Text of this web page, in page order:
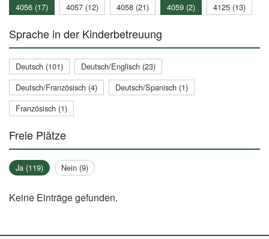
Keine Einträge gefunden.
4056 (17)
4057 (12) 4058 (21) 4059 (2) 4125 (13)
Sprache in der Kinderbetreuung
Deutsch (101)
Deutsch/Englisch (23)
Deutsch/Französisch (4)
Deutsch/Spanisch (1)
Französisch (1)
Freie Plätze
Ja (119) Nein (9)